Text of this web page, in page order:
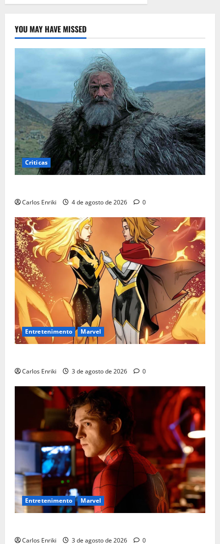
YOU MAY HAVE MISSED
Criticas
Carlos Enriki 4 de agosto de 2026 0
Entretenimento Marvel
Carlos Enriki 3 de agosto de 2026 0
Entretenimento Marvel
Carlos Enriki 3 de agosto de 2026 0